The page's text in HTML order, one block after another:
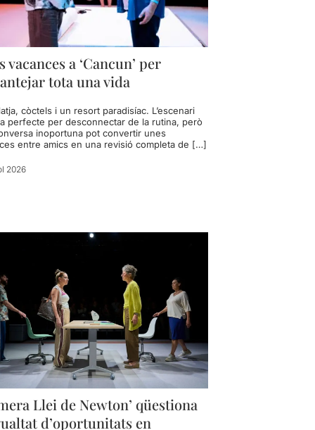
vacances a ‘Cancun’ per
tota una vida
còctels i un resort paradisíac. L’escenari
perfecte per desconnectar de la rutina, però
inoportuna pot convertir unes
entre amics en una revisió completa de […]
2026
Llei de Newton’ qüestiona
d’oportunitats en